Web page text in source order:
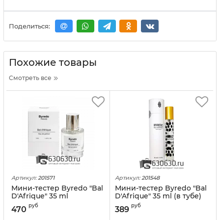
Поделиться:
Похожие товары
Смотреть все
Артикул: 201571
Мини-тестер Byredo "Bal
D'Afrique" 35 ml
470 руб
Артикул: 201548
Мини-тестер Byredo "Bal
D'Afrique" 35 ml (в тубе)
389 руб